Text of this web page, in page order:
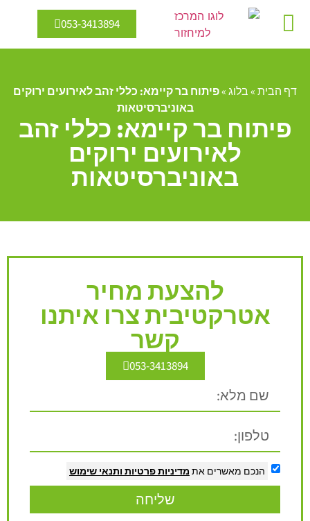
053-3413894
דף הבית»בלוג»פיתוח בר קיימא: כללי זהב לאירועים ירוקים
באוניברסיטאות
פיתוח בר קיימא: כללי זהב
לאירועים ירוקים
באוניברסיטאות
להצעת מחיר
אטרקטיבית צרו איתנו
קשר
053-3413894
הנכם מאשרים את מדיניות פרטיות ותנאי שימוש
שליחה